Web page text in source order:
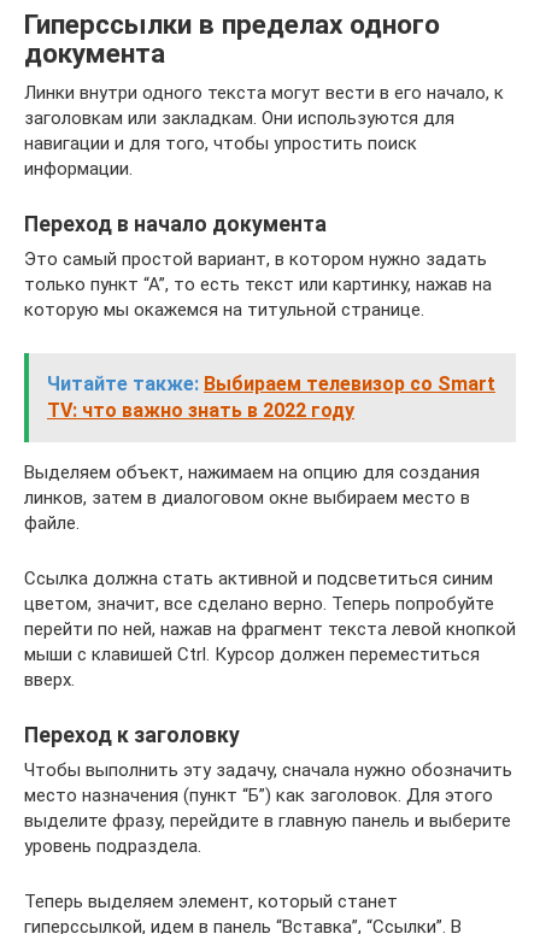
Гиперссылки в пределах одного
документа
Линки внутри одного текста могут вести в его начало, к
заголовкам или закладкам. Они используются для
навигации и для того, чтобы упростить поиск
информации.
Переход в начало документа
Это самый простой вариант, в котором нужно задать
только пункт “А”, то есть текст или картинку, нажав на
которую мы окажемся на титульной странице.
Читайте также: Выбираем телевизор со Smart
TV: что важно знать в 2022 году
Выделяем объект, нажимаем на опцию для создания
линков, затем в диалоговом окне выбираем место в
файле.
Ссылка должна стать активной и подсветиться синим
цветом, значит, все сделано верно. Теперь попробуйте
перейти по ней, нажав на фрагмент текста левой кнопкой
мыши с клавишей Ctrl. Курсор должен переместиться
вверх.
Переход к заголовку
Чтобы выполнить эту задачу, сначала нужно обозначить
место назначения (пункт “Б”) как заголовок. Для этого
выделите фразу, перейдите в главную панель и выберите
уровень подраздела.
Теперь выделяем элемент, который станет
гиперссылкой, идем в панель “Вставка”, “Ссылки”. В